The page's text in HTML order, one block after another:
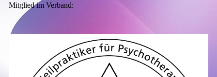
Mitglied im Verband: